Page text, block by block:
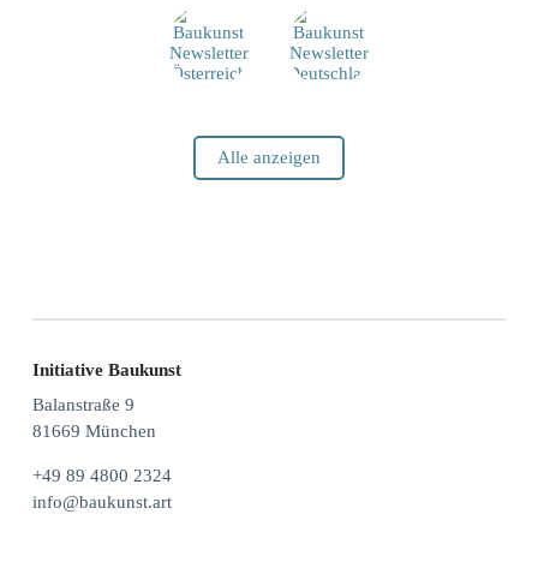
Alle anzeigen
Initiative Baukunst
Balanstraße 9
81669 München
+49 89 4800 2324
info@baukunst.art